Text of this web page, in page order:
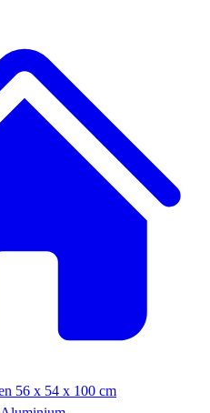
56 x 54 x 100 cm